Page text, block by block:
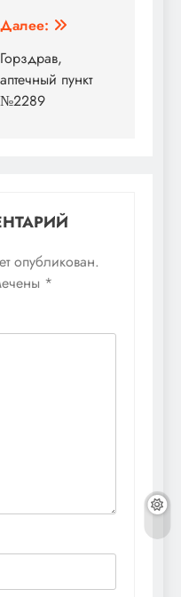
Далее:
Горздрав,
аптечный пункт
№2289
опубликован.
*